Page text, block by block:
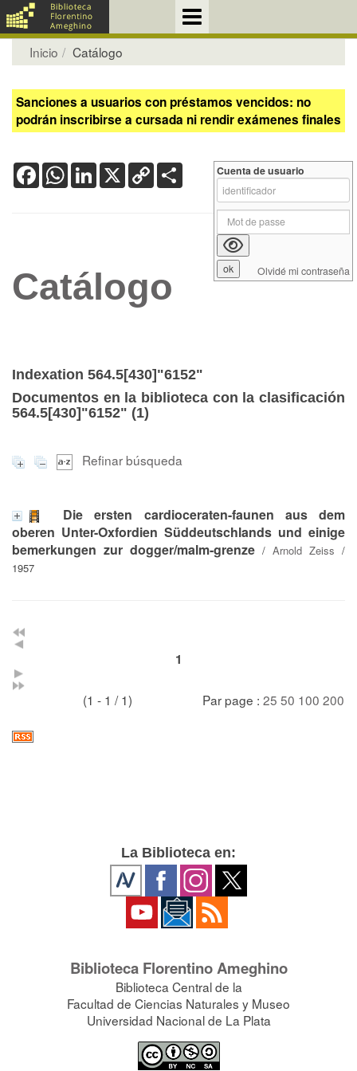
Inicio Catálogo
Sanciones a usuarios con préstamos vencidos: no
podrán inscribirse a cursada ni rendir exámenes finales
FacebookWhatsApp
LinkedIn
X Copy
Link
Catálogo
Indexation 564.5[430]"6152"
Documentos en la biblioteca con la clasificación
564.5[430]"6152" (1)
Refinar búsqueda
Die ersten cardioceraten-faunen aus dem
oberen Unter-Oxfordien Süddeutschlands und einige
bemerkungen zur dogger/malm-grenze / Arnold Zeiss /
1957
1
(1 - 1 / 1) Par page : 25 50 100 200
Cuenta de usuario
Olvidé mi contraseña
La Biblioteca en:
Biblioteca Florentino Ameghino
Biblioteca Central de la
Facultad de Ciencias Naturales y Museo
Universidad Nacional de La Plata